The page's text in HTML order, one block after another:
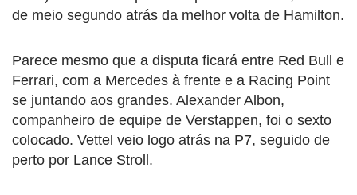
de meio segundo atrás da melhor volta de Hamilton.
Parece mesmo que a disputa ficará entre Red Bull e
Ferrari, com a Mercedes à frente e a Racing Point
se juntando aos grandes. Alexander Albon,
companheiro de equipe de Verstappen, foi o sexto
colocado. Vettel veio logo atrás na P7, seguido de
perto por Lance Stroll.